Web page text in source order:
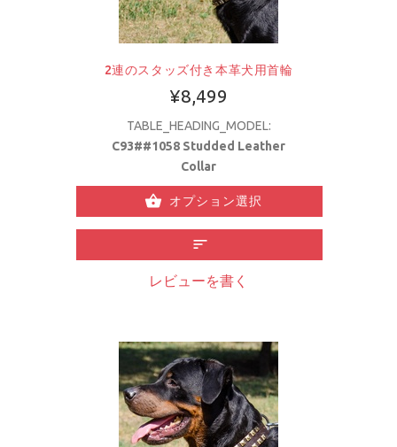
2連のスタッズ付き本革犬用首輪
¥8,499
TABLE_HEADING_MODEL:
C93##1058 Studded Leather
Collar
オプション選択
レビューを書く